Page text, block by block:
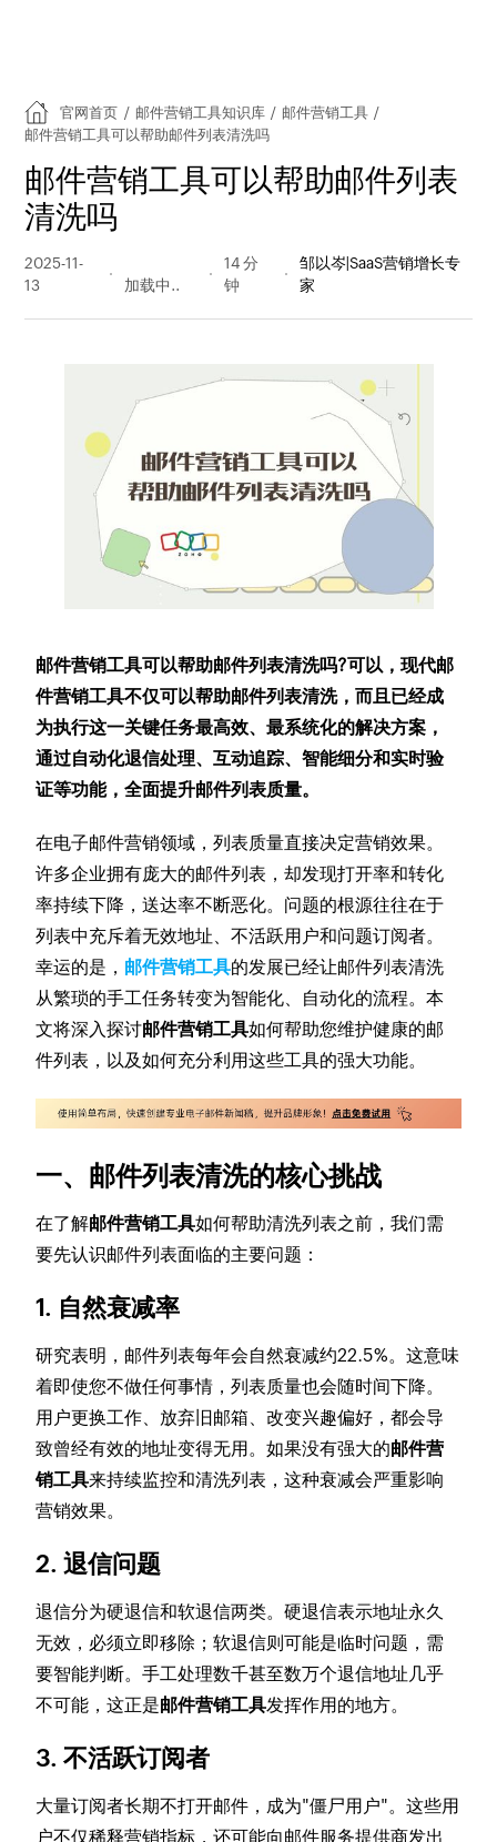
官网首页 / 邮件营销工具知识库 / 邮件营销工具 /
邮件营销工具可以帮助邮件列表清洗吗
邮件营销工具可以帮助邮件列表
清洗吗
2025-11-
13
量
14 分
钟
邹以岑|SaaS营销增长专
家
邮件营销工具可以帮助邮件列表清洗吗?可以，现代邮
件营销工具不仅可以帮助邮件列表清洗，而且已经成
为执行这一关键任务最高效、最系统化的解决方案，
通过自动化退信处理、互动追踪、智能细分和实时验
证等功能，全面提升邮件列表质量。
在电子邮件营销领域，列表质量直接决定营销效果。
许多企业拥有庞大的邮件列表，却发现打开率和转化
率持续下降，送达率不断恶化。问题的根源往往在于
列表中充斥着无效地址、不活跃用户和问题订阅者。
幸运的是， 邮件营销工具的发展已经让邮件列表清洗
从繁琐的手工任务转变为智能化、自动化的流程。本
文将深入探讨邮件营销工具如何帮助您维护健康的邮
件列表，以及如何充分利用这些工具的强大功能。
一、邮件列表清洗的核心挑战
在了解邮件营销工具如何帮助清洗列表之前，我们需
要先认识邮件列表面临的主要问题：
1. 自然衰减率
研究表明，邮件列表每年会自然衰减约22.5%。这意味
着即使您不做任何事情，列表质量也会随时间下降。
用户更换工作、放弃旧邮箱、改变兴趣偏好，都会导
致曾经有效的地址变得无用。如果没有强大的邮件营
销工具来持续监控和清洗列表，这种衰减会严重影响
营销效果。
2. 退信问题
退信分为硬退信和软退信两类。硬退信表示地址永久
无效，必须立即移除；软退信则可能是临时问题，需
要智能判断。手工处理数千甚至数万个退信地址几乎
不可能，这正是邮件营销工具发挥作用的地方。
3. 不活跃订阅者
大量订阅者长期不打开邮件，成为"僵尸用户"。这些用
户不仅稀释营销指标，还可能向邮件服务提供商发出